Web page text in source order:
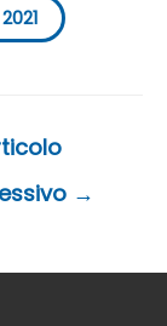
→